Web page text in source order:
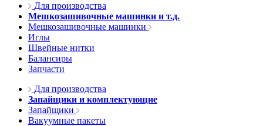
Для производства
Мешкозашивочные машинки и т.д.
Мешкозашивочные машинки
Иглы
Швейные нитки
Балансиры
Запчасти
Для производства
Запайщики и комплектующие
Запайщики
Вакуумные пакеты